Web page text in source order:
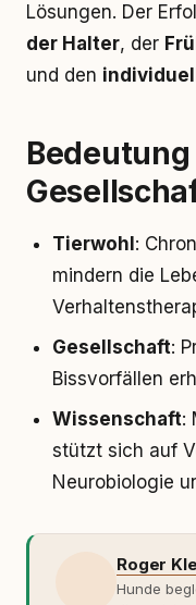
Lösungen. Der
der Halter, der
und den
Tierwohl :
mindern die
Gesellschaft:
Bissvorfällen
Wissenschaft:
stützt sich auf
Neurobiologie
Roger
Hunde